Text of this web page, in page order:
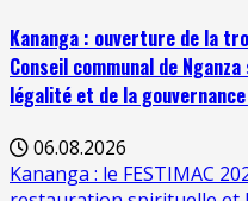
Kananga : ouverture de la
Conseil communal de
légalité et de la
06.08.2026
Kananga : le FESTIMAC